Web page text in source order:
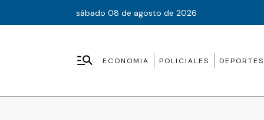
sábado 08 de agosto de 2026
ECONOMIA POLICIALES DEPORTES